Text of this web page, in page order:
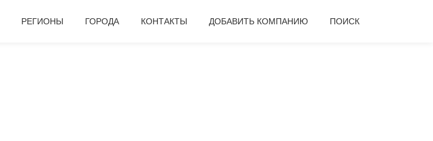
РЕГИОНЫ ГОРОДА КОНТАКТЫ ДОБАВИТЬ КОМПАНИЮ ПОИСК